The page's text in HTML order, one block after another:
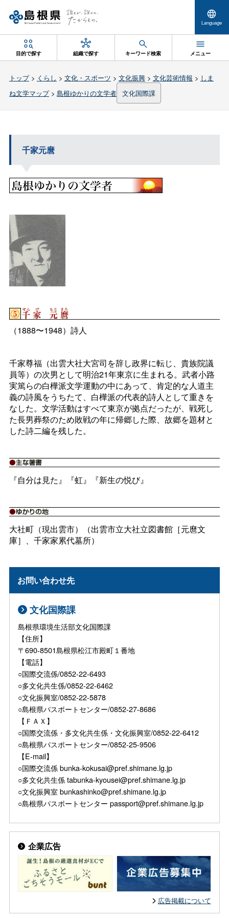
Language
目的で探す 組織で探す キーワード検索 メニュー
トップ> くらし > 文化・スポーツ > 文化振興> 文化芸術情報 > しま
ね文学マップ> 島根ゆかりの文学者 文化国際課
千家元麿
（1888〜1948）詩人
千家尊福（出雲大社大宮司を辞し政界に転じ、貴族院議
員等）の次男として明治21年東京に生まれる。武者小路
実篤らの白樺派文学運動の中にあって、肯定的な人道主
義の詩風をうちたて、白樺派の代表的詩人として重きを
なした。文学活動はすべて東京が拠点だったが、戦死し
た長男葬祭のため敗戦の年に帰郷した際、故郷を題材と
した詩二編を残した。
『自分は見た』『虹』『新生の悦び』
大社町（現出雲市）（出雲市立大社立図書館［元麿文
庫］、千家家累代墓所）
お問い合わせ先
文化国際課
島根県環境生活部文化国際課
【住所】
〒690-8501島根県松江市殿町１番地
【電話】
○国際交流係/0852-22-6493
○多文化共生係/0852-22-6462
○文化振興室/0852-22-5878
○島根県パスポートセンター/0852-27-8686
【ＦＡＸ】
○国際交流係・多文化共生係・文化振興室/0852-22-6412
○島根県パスポートセンター/0852-25-9506
【E-mail】
○国際交流係 bunka-kokusai@pref.shimane.lg.jp
○多文化共生係 tabunka-kyousei@pref.shimane.lg.jp
○文化振興室 bunkashinko@pref.shimane.lg.jp
○島根県パスポートセンター passport@pref.shimane.lg.jp
企業広告
広告掲載について